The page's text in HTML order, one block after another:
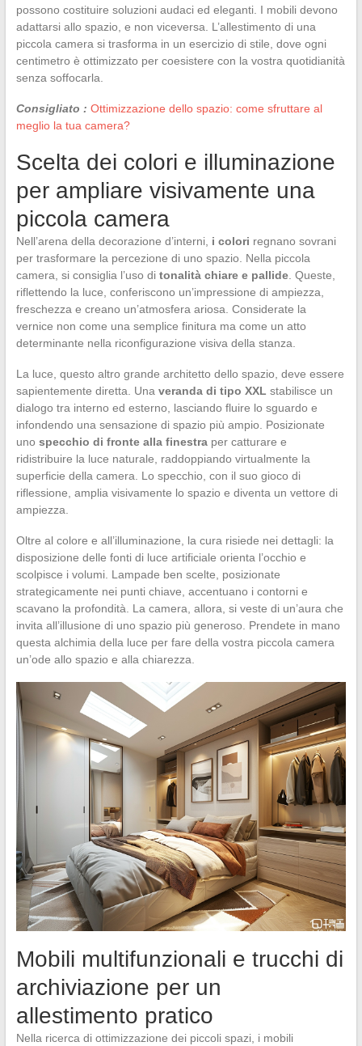
possono costituire soluzioni audaci ed eleganti. I mobili devono
adattarsi allo spazio, e non viceversa. L’allestimento di una
piccola camera si trasforma in un esercizio di stile, dove ogni
centimetro è ottimizzato per coesistere con la vostra quotidianità
senza soffocarla.
Consigliato : Ottimizzazione dello spazio: come sfruttare al
meglio la tua camera?
Scelta dei colori e illuminazione
per ampliare visivamente una
piccola camera
Nell’arena della decorazione d’interni, i colori regnano sovrani
per trasformare la percezione di uno spazio. Nella piccola
camera, si consiglia l’uso di tonalità chiare e pallide. Queste,
riflettendo la luce, conferiscono un’impressione di ampiezza,
freschezza e creano un’atmosfera ariosa. Considerate la
vernice non come una semplice finitura ma come un atto
determinante nella riconfigurazione visiva della stanza.
La luce, questo altro grande architetto dello spazio, deve essere
sapientemente diretta. Una veranda di tipo XXL stabilisce un
dialogo tra interno ed esterno, lasciando fluire lo sguardo e
infondendo una sensazione di spazio più ampio. Posizionate
uno specchio di fronte alla finestraper catturare e
ridistribuire la luce naturale, raddoppiando virtualmente la
superficie della camera. Lo specchio, con il suo gioco di
riflessione, amplia visivamente lo spazio e diventa un vettore di
ampiezza.
Oltre al colore e all’illuminazione, la cura risiede nei dettagli: la
disposizione delle fonti di luce artificiale orienta l’occhio e
scolpisce i volumi. Lampade ben scelte, posizionate
strategicamente nei punti chiave, accentuano i contorni e
scavano la profondità. La camera, allora, si veste di un’aura che
invita all’illusione di uno spazio più generoso. Prendete in mano
questa alchimia della luce per fare della vostra piccola camera
un’ode allo spazio e alla chiarezza.
Mobili multifunzionali e trucchi di
archiviazione per un
allestimento pratico
Nella ricerca di ottimizzazione dei piccoli spazi, i mobili